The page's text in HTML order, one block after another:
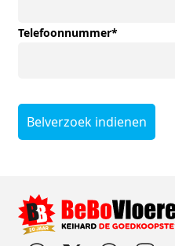
Telefoonnummer*
Belverzoek indienen